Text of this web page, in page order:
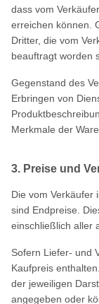
dass vom
erreichen können.
Dritter, die vom
beauftragt worden
Gegenstand des
Erbringen von
Merkmale der
3. Preise und
Die vom Verkäufer
sind Endpreise.
einschließlich aller
Sofern Liefer- und
Kaufpreis
der jeweiligen
angegeben oder